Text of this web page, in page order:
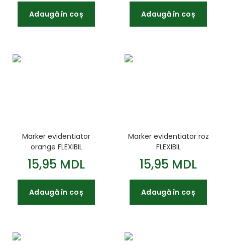
Adaugă în coș Adaugă în coș
Marker evidentiator
orange FLEXIBIL
15,95 MDL
Adaugă în coș
Marker evidentiator roz
FLEXIBIL
15,95 MDL
Adaugă în coș